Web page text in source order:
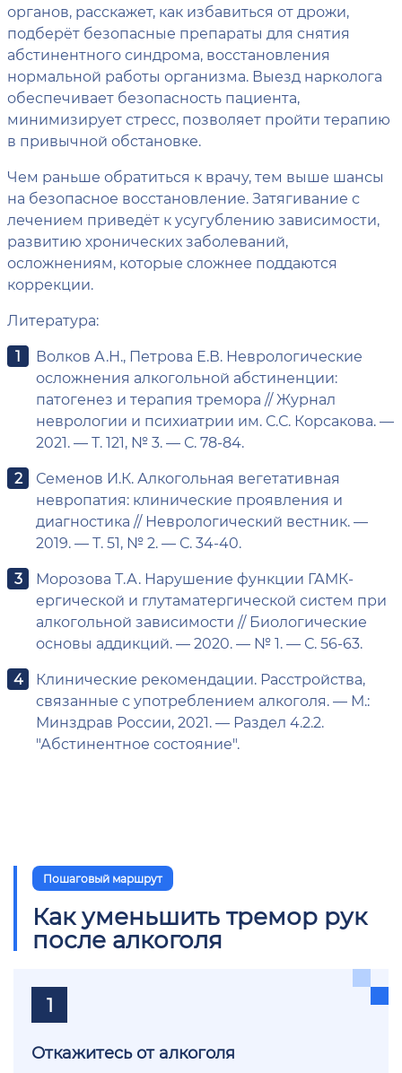
органов, расскажет, как избавиться от дрожи,
подберёт безопасные препараты для снятия
абстинентного синдрома, восстановления
нормальной работы организма. Выезд нарколога
обеспечивает безопасность пациента,
минимизирует стресс, позволяет пройти терапию
в привычной обстановке.
Чем раньше обратиться к врачу, тем выше шансы
на безопасное восстановление. Затягивание с
лечением приведёт к усугублению зависимости,
развитию хронических заболеваний,
осложнениям, которые сложнее поддаются
коррекции.
Литература:
Волков А.Н., Петрова Е.В. Неврологические
осложнения алкогольной абстиненции:
патогенез и терапия тремора // Журнал
неврологии и психиатрии им. С.С. Корсакова. —
2021. — Т. 121, № 3. — С. 78-84.
Семенов И.К. Алкогольная вегетативная
невропатия: клинические проявления и
диагностика // Неврологический вестник. —
2019. — Т. 51, № 2. — С. 34-40.
Морозова Т.А. Нарушение функции ГАМК-
ергической и глутаматергической систем при
алкогольной зависимости // Биологические
основы аддикций. — 2020. — № 1. — С. 56-63.
Клинические рекомендации. Расстройства,
связанные с употреблением алкоголя. — М.:
Минздрав России, 2021. — Раздел 4.2.2.
"Абстинентное состояние".
Пошаговый маршрут
Как уменьшить тремор рук
после алкоголя
1
Откажитесь от алкоголя